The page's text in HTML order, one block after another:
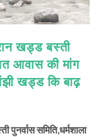
खड्ड बस्ती
आवास की मांग
खड्ड कि बाढ़
समिति,धर्मशाला